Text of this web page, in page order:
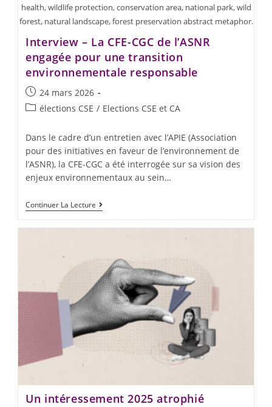
health, wildlife protection, conservation area, national park, wild
forest, natural landscape, forest preservation abstract metaphor.
Interview – La CFE-CGC de l’ASNR
engagée pour une transition
environnementale responsable
24 mars 2026
élections CSE / Elections CSE et CA
Dans le cadre d’un entretien avec l’APIE (Association
pour des initiatives en faveur de l’environnement de
l’ASNR), la CFE-CGC a été interrogée sur sa vision des
enjeux environnementaux au sein…
Continuer La Lecture
Un intéressement 2025 atrophié